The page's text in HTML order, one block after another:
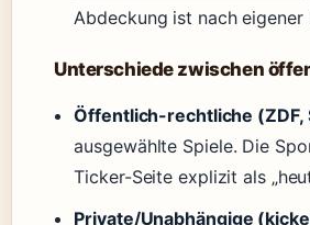
Abdeckung ist nach
Unterschiede zwischen
Öffentlich-rechtliche (ZDF,
ausgewählte Spiele. Die
Ticker-Seite explizit als
Private/Unabhängige